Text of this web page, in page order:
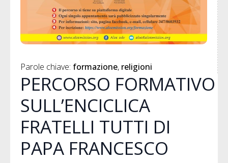
Parole chiave: formazione religioni
PERCORSO FORMATIVO
SULL’ENCICLICA
FRATELLI TUTTI DI
PAPA FRANCESCO